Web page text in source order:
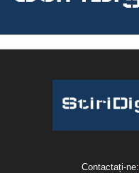
Contactați-ne: